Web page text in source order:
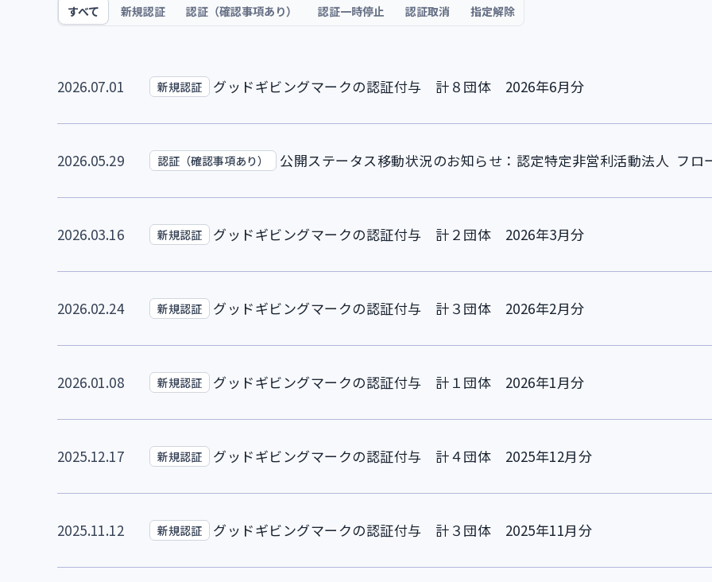
すべて 新規認証 認証（確認事項あり） 認証一時停止 認証取消 指定解除
2026.07.01 新規認証 グッドギビングマークの認証付与 計８団体 2026年6月分
2026.05.29 認証（確認事項あり） 公開ステータス移動状況のお知らせ：認定特定非営利活動法人 フロ
2026.03.16 新規認証 グッドギビングマークの認証付与 計２団体 2026年3月分
2026.02.24 新規認証 グッドギビングマークの認証付与 計３団体 2026年2月分
2026.01.08 新規認証 グッドギビングマークの認証付与 計１団体 2026年1月分
2025.12.17 新規認証 グッドギビングマークの認証付与 計４団体 2025年12月分
2025.11.12 新規認証 グッドギビングマークの認証付与 計３団体 2025年11月分